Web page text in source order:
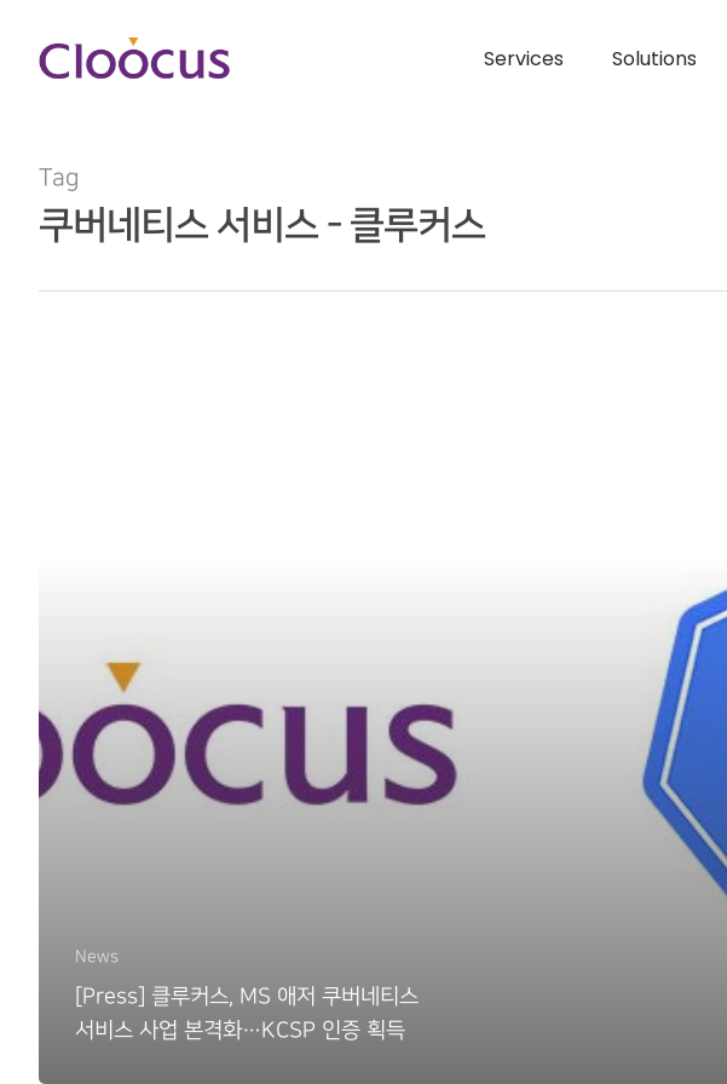
Hit enter to search or ESC to close
Services Solutions
Tag
쿠버네티스 서비스 - 클루커스
News
[Press] 클루커스, MS 애저 쿠버네티스
서비스 사업 본격화…KCSP 인증 획득